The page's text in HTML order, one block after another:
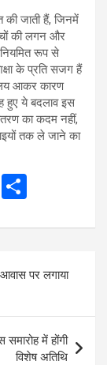
की जाती हैं, जिनमें
की लगन और
रूप से
के प्रति सजग हैं
आकर कारण
हुए ये बदलाव इस
का कदम नहीं,
तक ले जाने का
C
ar
पर लगाया
समारोह में होंगी
विशेष अतिथि